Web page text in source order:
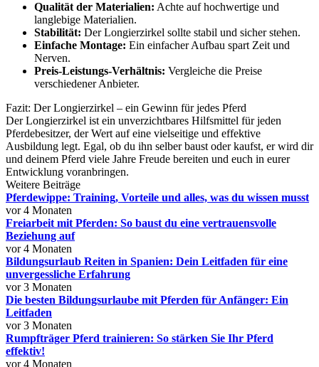
Qualität der Materialien: Achte auf hochwertige und
langlebige Materialien.
Stabilität: Der Longierzirkel sollte stabil und sicher stehen.
Einfache Montage: Ein einfacher Aufbau spart Zeit und
Nerven.
Preis-Leistungs-Verhältnis: Vergleiche die Preise
verschiedener Anbieter.
Fazit: Der Longierzirkel – ein Gewinn für jedes Pferd
Der Longierzirkel ist ein unverzichtbares Hilfsmittel für jeden
Pferdebesitzer, der Wert auf eine vielseitige und effektive
Ausbildung legt. Egal, ob du ihn selber baust oder kaufst, er wird dir
und deinem Pferd viele Jahre Freude bereiten und euch in eurer
Entwicklung voranbringen.
Weitere Beiträge
Pferdewippe: Training, Vorteile und alles, was du wissen musst
vor 4 Monaten
Freiarbeit mit Pferden: So baust du eine vertrauensvolle
Beziehung auf
vor 4 Monaten
Bildungsurlaub Reiten in Spanien: Dein Leitfaden für eine
unvergessliche Erfahrung
vor 3 Monaten
Die besten Bildungsurlaube mit Pferden für Anfänger: Ein
Leitfaden
vor 3 Monaten
Rumpfträger Pferd trainieren: So stärken Sie Ihr Pferd
effektiv!
vor 4 Monaten